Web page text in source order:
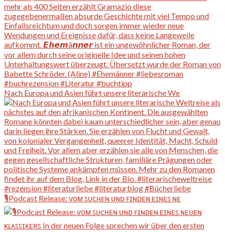
Nach Europa und Asien führt unsere literarische We
🎙️Podcast Release: ᴠᴏᴍ ꜱᴜᴄʜᴇɴ ᴜɴᴅ ꜰɪɴᴅᴇɴ ᴇɪɴᴇꜱ ɴᴇ